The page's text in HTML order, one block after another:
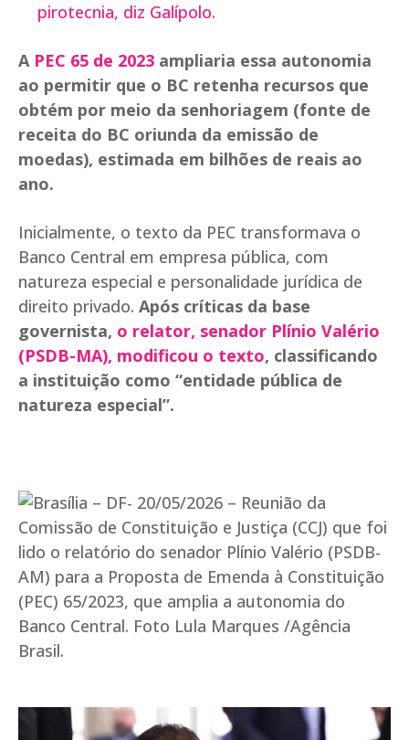
pirotecnia, diz Galípolo.
A PEC 65 de 2023 ampliaria essa autonomia
ao permitir que o BC retenha recursos que
obtém por meio da senhoriagem (fonte de
receita do BC oriunda da emissão de
moedas), estimada em bilhões de reais ao
ano.
Inicialmente, o texto da PEC transformava o
Banco Central em empresa pública, com
natureza especial e personalidade jurídica de
direito privado. Após críticas da base
governista, o relator, senador Plínio Valério
(PSDB-MA), modificou o texto, classificando
a instituição como “entidade pública de
natureza especial”.